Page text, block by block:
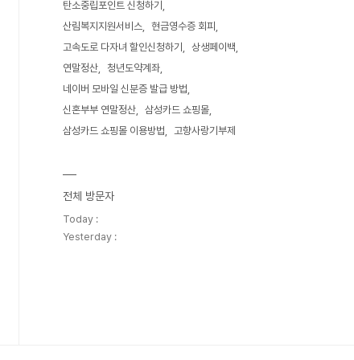
탄소중립포인트 신청하기
산림복지지원서비스
현금영수증 회피
고속도로 다자녀 할인신청하기
상생페이백
연말정산
청년도약계좌
네이버 모바일 신분증 발급 방법
신혼부부 연말정산
삼성카드 쇼핑몰
삼성카드 쇼핑몰 이용방법
고향사랑기부제
전체 방문자
Today :
Yesterday :